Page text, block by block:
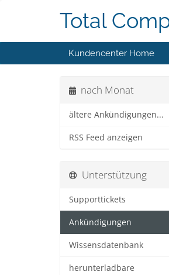
Total
Kundencenter Home
nach Monat
ältere Ankündigungen...
RSS Feed anzeigen
Unterstützung
Supporttickets
Ankündigungen
Wissensdatenbank
herunterladbare